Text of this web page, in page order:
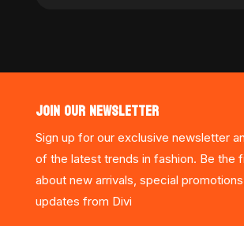
JOIN OUR NEWSLETTER
Sign up for our exclusive newsletter
of the latest trends in fashion. Be the
about new arrivals, special
updates from Divi